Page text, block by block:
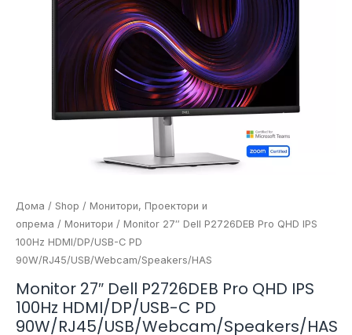
Дома / Shop / Монитори, Проектори и
опрема / Монитори / Monitor 27″ Dell P2726DEB Pro QHD IPS
100Hz HDMI/DP/USB-C PD
90W/RJ45/USB/Webcam/Speakers/HAS
Monitor 27″ Dell P2726DEB Pro QHD IPS
100Hz HDMI/DP/USB-C PD
90W/RJ45/USB/Webcam/Speakers/HAS